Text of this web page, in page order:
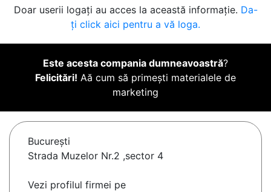
Doar userii logați au acces la această informație. Da-
ți click aici pentru a vă loga.
Este acesta compania dumneavoastră?
Felicitări! Aă cum să primești materialele de
marketing
Bucureşti
Strada Muzelor Nr.2 ,sector 4
Vezi profilul firmei pe